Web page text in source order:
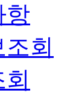
항
회